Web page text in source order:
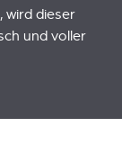
wird dieser
und voller